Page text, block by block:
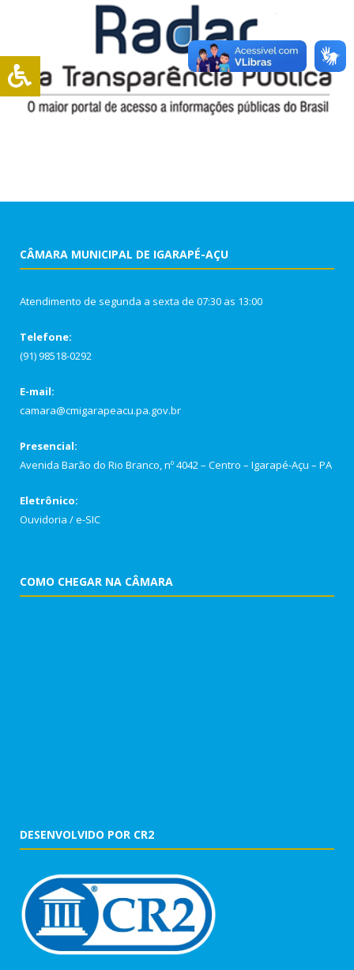
CÂMARA MUNICIPAL DE IGARAPÉ-AÇU
Atendimento de segunda a sexta de 07:30 as 13:00
Telefone:
(91) 98518-0292
E-mail:
camara@cmigarapeacu.pa.gov.br
Presencial:
Avenida Barão do Rio Branco, nº 4042 – Centro – Igarapé-Açu – PA
Eletrônico:
Ouvidoria /e-SIC
COMO CHEGAR NA CÂMARA
DESENVOLVIDO POR CR2